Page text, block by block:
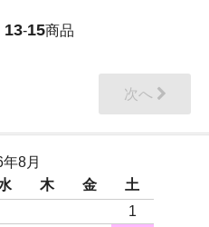
13-15商品
次へ
8月
木 金
土
1